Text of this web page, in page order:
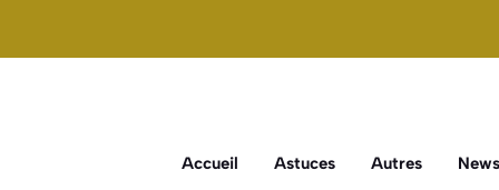
Accueil Astuces Autres News